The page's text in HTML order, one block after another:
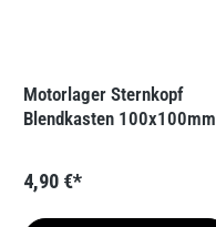
Motorlager Sternkopf
Blendkasten 100x100mm
4,90 €*